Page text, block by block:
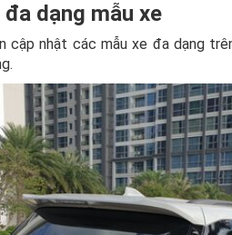
dạng mẫu xe
cập nhật các mẫu xe đa dạng